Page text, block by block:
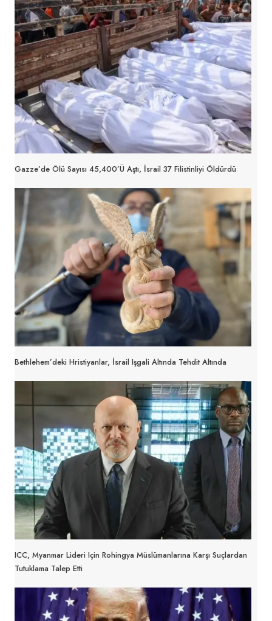
Gazze’de Ölü Sayısı 45,400’ü Aştı, İsrail 37 Filistinliyi Öldürdü
Bethlehem’deki Hristiyanlar, İsrail Işgali Altında Tehdit Altında
ICC, Myanmar Lideri Için Rohingya Müslümanlarına Karşı Suçlardan
Tutuklama Talep Etti